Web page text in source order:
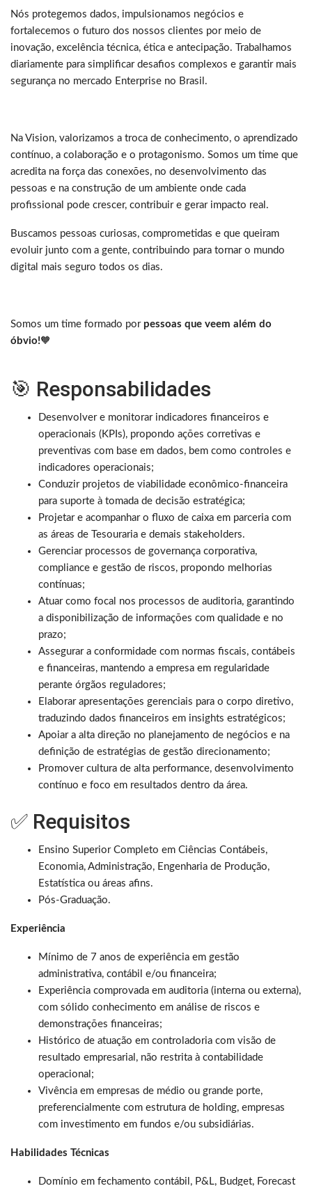
Nós protegemos dados, impulsionamos negócios e
fortalecemos o futuro dos nossos clientes por meio de
inovação, excelência técnica, ética e antecipação. Trabalhamos
diariamente para simplificar desafios complexos e garantir mais
segurança no mercado Enterprise no Brasil.
Na Vision, valorizamos a troca de conhecimento, o aprendizado
contínuo, a colaboração e o protagonismo. Somos um time que
acredita na força das conexões, no desenvolvimento das
pessoas e na construção de um ambiente onde cada
profissional pode crescer, contribuir e gerar impacto real.
Buscamos pessoas curiosas, comprometidas e que queiram
evoluir junto com a gente, contribuindo para tornar o mundo
digital mais seguro todos os dias.
Somos um time formado por pessoas que veem além do
óbvio!🧡
🎯 Responsabilidades
Desenvolver e monitorar indicadores financeiros e
operacionais (KPIs), propondo ações corretivas e
preventivas com base em dados, bem como controles e
indicadores operacionais;
Conduzir projetos de viabilidade econômico-financeira
para suporte à tomada de decisão estratégica;
Projetar e acompanhar o fluxo de caixa em parceria com
as áreas de Tesouraria e demais stakeholders.
Gerenciar processos de governança corporativa,
compliance e gestão de riscos, propondo melhorias
contínuas;
Atuar como focal nos processos de auditoria, garantindo
a disponibilização de informações com qualidade e no
prazo;
Assegurar a conformidade com normas fiscais, contábeis
e financeiras, mantendo a empresa em regularidade
perante órgãos reguladores;
Elaborar apresentações gerenciais para o corpo diretivo,
traduzindo dados financeiros em insights estratégicos;
Apoiar a alta direção no planejamento de negócios e na
definição de estratégias de gestão direcionamento;
Promover cultura de alta performance, desenvolvimento
contínuo e foco em resultados dentro da área.
✅ Requisitos
Ensino Superior Completo em Ciências Contábeis,
Economia, Administração, Engenharia de Produção,
Estatística ou áreas afins.
Pós-Graduação.
Experiência
Mínimo de 7 anos de experiência em gestão
administrativa, contábil e/ou financeira;
Experiência comprovada em auditoria (interna ou externa),
com sólido conhecimento em análise de riscos e
demonstrações financeiras;
Histórico de atuação em controladoria com visão de
resultado empresarial, não restrita à contabilidade
operacional;
Vivência em empresas de médio ou grande porte,
preferencialmente com estrutura de holding, empresas
com investimento em fundos e/ou subsidiárias.
Habilidades Técnicas
Domínio em fechamento contábil, P&L, Budget, Forecast